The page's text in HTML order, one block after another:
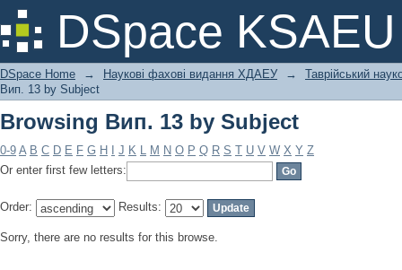
DSpace KSAEU
Browsing Вип. 13 by Subject
DSpace Home → Наукові фахові видання ХДАЕУ →
Таврійський
Вип. 13 by Subject
Browsing Вип. 13 by Subject
0-9 A B C D E F G H J K L M N O P Q R S T U V W X Y Z
Or enter first few letters:
Order: Results:
Sorry, there are no results for this browse.